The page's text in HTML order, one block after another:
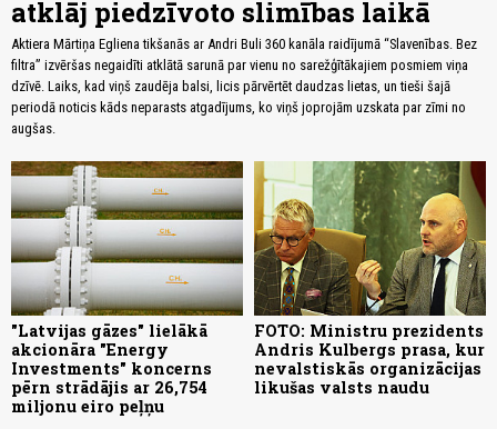
atklāj piedzīvoto slimības laikā
Aktiera Mārtiņa Egliena tikšanās ar Andri Buli 360 kanāla raidījumā “Slavenības. Bez
filtra” izvēršas negaidīti atklātā sarunā par vienu no sarežģītākajiem posmiem viņa
dzīvē. Laiks, kad viņš zaudēja balsi, licis pārvērtēt daudzas lietas, un tieši šajā
periodā noticis kāds neparasts atgadījums, ko viņš joprojām uzskata par zīmi no
augšas.
"Latvijas gāzes" lielākā
akcionāra "Energy
Investments" koncerns
pērn strādājis ar 26,754
miljonu eiro peļņu
FOTO: Ministru prezidents
Andris Kulbergs prasa, kur
nevalstiskās organizācijas
likušas valsts naudu